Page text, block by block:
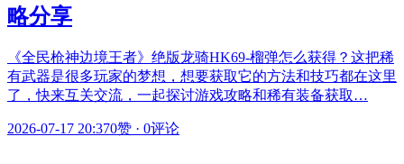
略分享
《全民枪神边境王者》绝版龙骑HK69-榴弹怎么获得？这把稀
有武器是很多玩家的梦想，想要获取它的方法和技巧都在这里
了，快来互关交流，一起探讨游戏攻略和稀有装备获取…
2026-07-17 20:370赞 · 0评论